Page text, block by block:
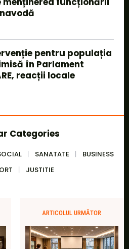
pentru populația
în Parlament
reacții locale
Categories
SANATATE
BUSINESS
JUSTITIE
ARTICOLUL URMĂTOR